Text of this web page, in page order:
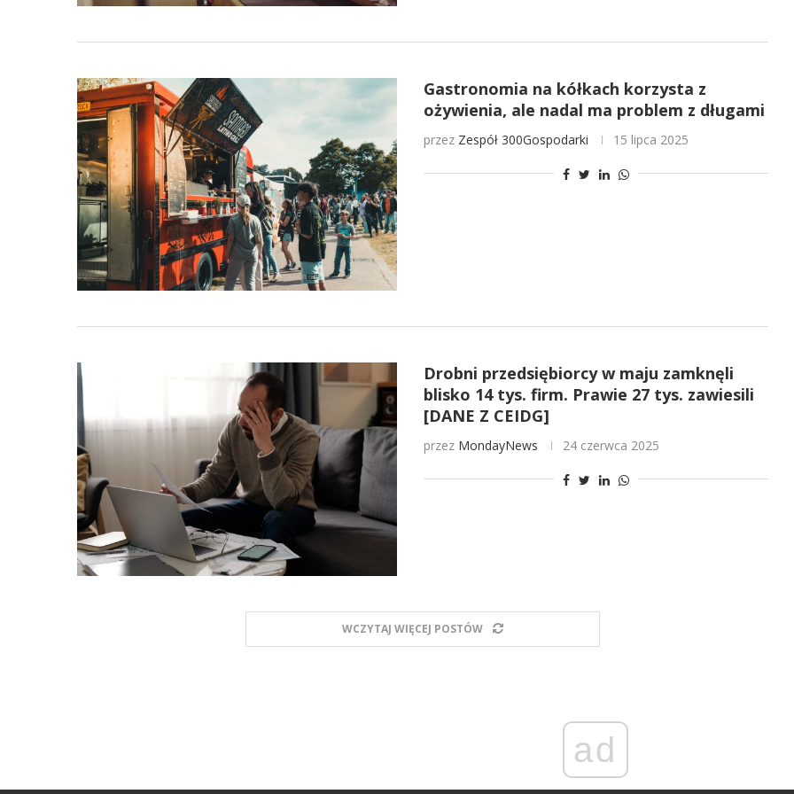
Gastronomia na kółkach korzysta z
ożywienia, ale nadal ma problem z długami
przez Zespół 300Gospodarki 15 lipca 2025
Drobni przedsiębiorcy w maju zamknęli
blisko 14 tys. firm. Prawie 27 tys. zawiesili
[DANE Z CEIDG]
przez MondayNews 24 czerwca 2025
WCZYTAJ WIĘCEJ POSTÓW
ad